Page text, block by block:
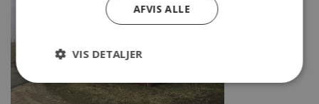
AFVIS ALLE
VIS DETALJER